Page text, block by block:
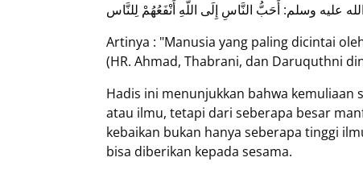
عليه وسلم: أَحَبُّ النَّاسِ إِلَى اللَّهِ أَنْفَعُهُمْ لِلنَّاس
Artinya : "Manusia yang paling dicintai
(HR. Ahmad, Thabrani, dan Daruquthni
Hadis ini menunjukkan bahwa kemuliaan
atau ilmu, tetapi dari seberapa besar
kebaikan bukan hanya seberapa tinggi
bisa diberikan kepada sesama.